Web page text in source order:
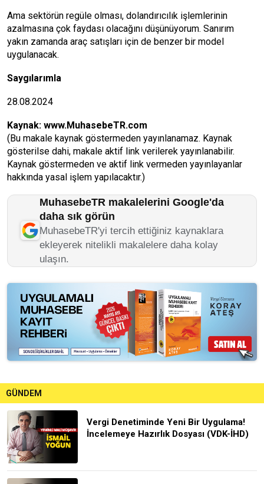
Ama sektörün regüle olması, dolandırıcılık işlemlerinin
azalmasına çok faydası olacağını düşünüyorum. Sanırım
yakın zamanda araç satışları için de benzer bir model
uygulanacak.
Saygılarımla
28.08.2024
Kaynak: www.MuhasebeTR.com
(Bu makale kaynak göstermeden yayınlanamaz. Kaynak
gösterilse dahi, makale aktif link verilerek yayınlanabilir.
Kaynak göstermeden ve aktif link vermeden yayınlayanlar
hakkında yasal işlem yapılacaktır.)
MuhasebeTR makalelerini Google'da
daha sık görün
MuhasebeTR'yi tercih ettiğiniz kaynaklara
ekleyerek nitelikli makalelere daha kolay
ulaşın.
GÜNDEM
Vergi Denetiminde Yeni Bir Uygulama!
İncelemeye Hazırlık Dosyası (VDK-İHD)